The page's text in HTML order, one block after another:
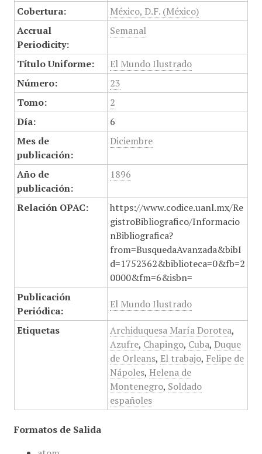
Cobertura:
México, D.F. (México)
Accrual
Periodicity:
Semanal
Título Uniforme:
El Mundo Ilustrado
Número:
23
Tomo:
2
Día:
6
Mes de
publicación:
Diciembre
Año de
publicación:
1896
Relación OPAC:
https://www.codice.uanl.mx/Re
gistroBibliografico/Informacio
nBibliografica?
from=BusquedaAvanzada&bibI
d=1752362&biblioteca=0&fb=2
0000&fm=6&isbn=
Publicación
Periódica:
El Mundo Ilustrado
Etiquetas Archiduquesa María Dorotea,
Azufre, Chapingo, Cuba, Duque
de Orleans, El trabajo, Felipe de
Nápoles, Helena de
Montenegro, Soldado
españoles
Formatos de Salida